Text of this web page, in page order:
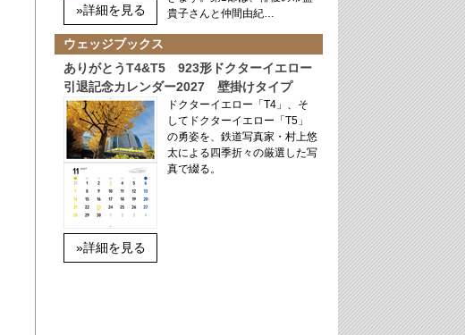
»詳細を見る
貴子さんと仲間由紀…
ウェッジブックス
ありがとうT4&T5 923形ドクターイエロー
引退記念カレンダー2027 壁掛けタイプ
»詳細を見る
ドクターイエロー「T4」、そ
してドクターイエロー「T5」
の勇姿を、鉄道写真家・村上悠
太による四季折々の厳選した写
真で綴る。